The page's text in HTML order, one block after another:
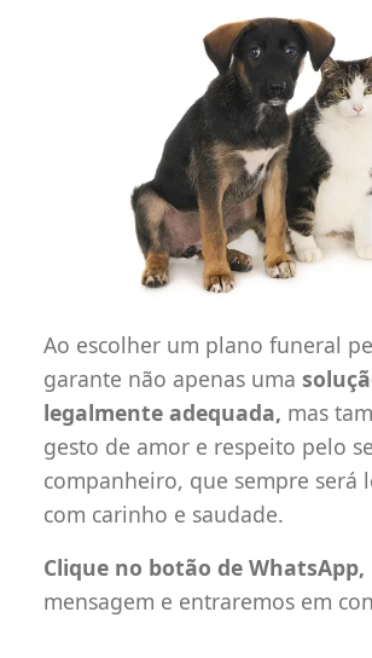
Ao escolher um plano funeral
garante não apenas uma
legalmente adequada, mas
gesto de amor e respeito pelo
companheiro, que sempre será
com carinho e saudade.
Clique no botão de WhatsApp,
mensagem e entraremos em